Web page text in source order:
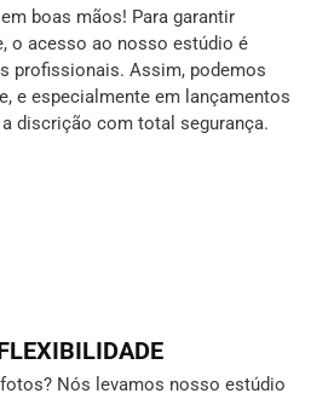
boas mãos! Para garantir
o acesso ao nosso estúdio é
profissionais. Assim, podemos
e especialmente em lançamentos
discrição com total segurança.
Nós levamos nosso estúdio